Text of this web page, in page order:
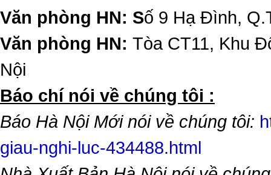
Văn phòng HN: Số 9 Hạ Đình,
Văn phòng HN: Tòa CT11, Khu
Nội
​Báo chí nói về chúng tôi :
Báo Hà Nội Mới nói về chúng tôi:
giau-nghi-luc-434488.html